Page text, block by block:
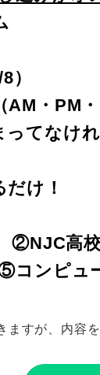
）
・PM・
てなけれ
け！
②NJC高
ピュー
すが、内容